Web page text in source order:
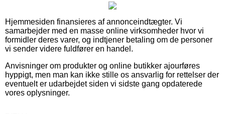
Hjemmesiden finansieres af annonceindtægter. Vi
samarbejder med en masse online virksomheder hvor vi
formidler deres varer, og indtjener betaling om de personer
vi sender videre fuldfører en handel.
Anvisninger om produkter og online butikker ajourføres
hyppigt, men man kan ikke stille os ansvarlig for rettelser der
eventuelt er udarbejdet siden vi sidste gang opdaterede
vores oplysninger.